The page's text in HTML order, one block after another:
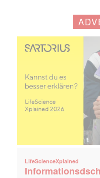
LifeScienceXplained